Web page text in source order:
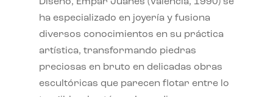
ha especializado en joyería y fusiona
diversos conocimientos en su práctica
artística, transformando piedras
preciosas en bruto en delicadas obras
escultóricas que parecen flotar entre lo